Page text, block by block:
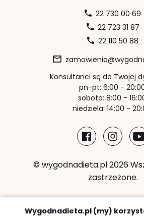
22 730 00 69
22 723 31 87
22 110 50 88
Konsultanci są do Twojej
pn-pt: 6:00 -
sobota: 8:00 -
niedziela: 14:00 -
© wygodnadieta.pl 2026
zastrzeżone.
Metody
Wygodnadieta.pl (my)